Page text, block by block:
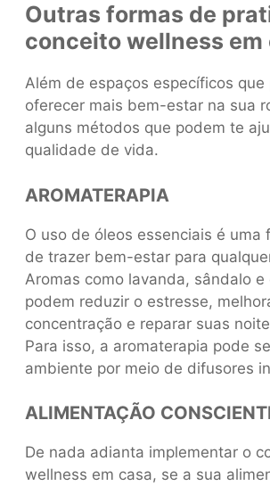
Outras formas de
conceito wellness em
Além de espaços específicos que
oferecer mais bem-estar na sua
alguns métodos que podem te
qualidade de vida.
AROMATERAPIA
O uso de óleos essenciais é uma
de trazer bem-estar para
Aromas como lavanda, sândalo e
podem reduzir o estresse,
concentração e reparar suas
Para isso, a aromaterapia pode
ambiente por meio de difusores
ALIMENTAÇÃO
De nada adianta implementar o
wellness em casa, se a sua